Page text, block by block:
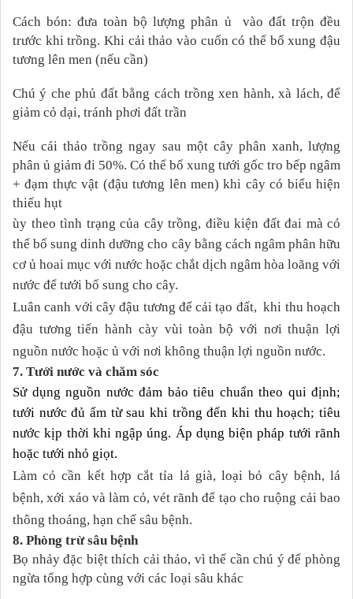
Cách bón: đưa toàn bộ lượng phân ủ vào đất trộn đều
trước khi trồng. Khi cải thảo vào cuốn có thể bổ xung đậu
tương lên men (nếu cần)
Chú ý che phủ đất bằng cách trồng xen hành, xà lách, để
giảm cỏ dại, tránh phơi đất trần
Nếu cái thảo trồng ngay sau một cây phân xanh, lượng
phân ủ giảm đi 50%. Có thể bổ xung tưới gốc tro bếp ngâm
+ đạm thực vật (đậu tương lên men) khi cây có biểu hiện
thiếu hụt
ùy theo tình trạng của cây trồng, điều kiện đất đai mà có
thể bổ sung dinh dưỡng cho cây bằng cách ngâm phân hữu
cơ ủ hoai mục với nước hoặc chắt dịch ngâm hòa loãng với
nước để tưới bổ sung cho cây.
Luân canh với cây đậu tương để cải tạo đất, khi thu hoạch
đậu tương tiến hành cày vùi toàn bộ với nơi thuận lợi
nguồn nước hoặc ủ với nơi không thuận lợi nguồn nước.
7. Tưới nước và chăm sóc
Sử dụng nguồn nước đảm bảo tiêu chuẩn theo qui định;
tưới nước đủ ẩm từ sau khi trồng đến khi thu hoạch; tiêu
nước kịp thời khi ngập úng. Áp dụng biện pháp tưới rãnh
hoặc tưới nhỏ giọt.
Làm cỏ cần kết hợp cắt tỉa lá già, loại bỏ cây bệnh, lá
bệnh, xới xáo và làm cỏ, vét rãnh để tạo cho ruộng cải bao
thông thoáng, hạn chế sâu bệnh.
8. Phòng trừ sâu bệnh
Bọ nhảy đặc biệt thích cải thảo, vì thế cần chú ý để phòng
ngừa tổng hợp cùng với các loại sâu khác